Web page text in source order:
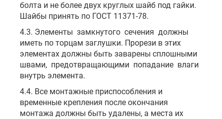
болта и не более двух круглых шайб под гайки.
Шайбы принять по ГОСТ 11371-78.
4.3. Элементы замкнутого сечения должны
иметь по торцам заглушки. Прорези в этих
элементах должны быть заварены сплошными
швами, предотвращающими попадание влаги
внутрь элемента.
4.4. Все монтажные приспособления и
временные крепления после окончания
монтажа должны быть удалены, а места их